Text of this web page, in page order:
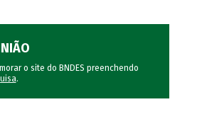
o site do BNDES preenchendo
.